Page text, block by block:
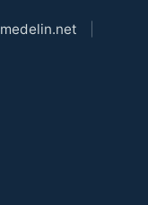
medelin.net